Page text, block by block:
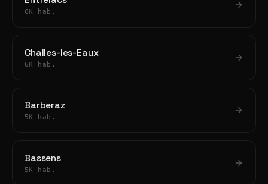
6K hab.
Challes-les-Eaux
6K hab.
Barberaz
5K hab.
Bassens
5K hab.